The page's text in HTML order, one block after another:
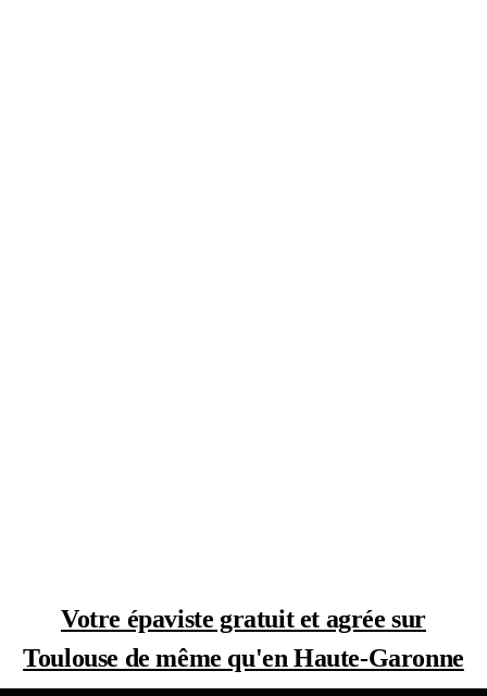
Votre épaviste gratuit et agrée sur
Toulouse de même qu'en Haute-Garonne